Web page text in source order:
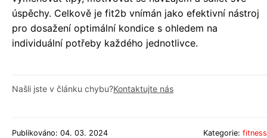
úspěchy. Celkově je fit2b vnímán jako efektivní nástroj
pro dosažení optimální kondice s ohledem na
individuální potřeby každého jednotlivce.
Našli jste v článku chybu?Kontaktujte nás
Publikováno: 04. 03. 2024 Kategorie: fitness